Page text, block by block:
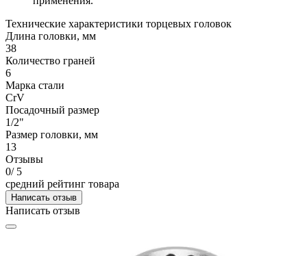
Технические характеристики торцевых головок
Длина головки, мм
38
Количество граней
6
Марка стали
CrV
Посадочный размер
1/2"
Размер головки, мм
13
Отзывы
0/ 5
средний рейтинг товара
Написать отзыв
Написать отзыв